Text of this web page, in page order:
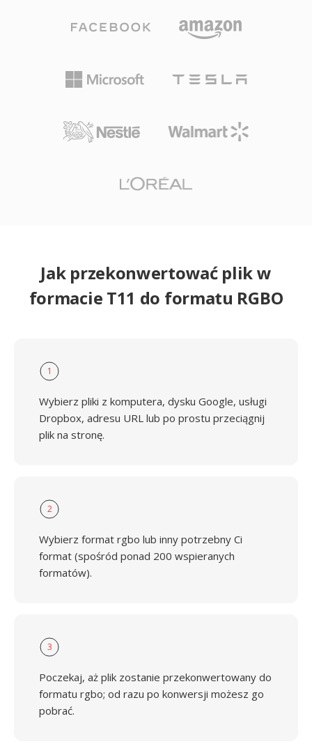
Jak przekonwertować plik w
formacie T11 do formatu RGBO
1
Wybierz pliki z komputera, dysku Google, usługi
Dropbox, adresu URL lub po prostu przeciągnij
plik na stronę.
2
Wybierz format rgbo lub inny potrzebny Ci
format (spośród ponad 200 wspieranych
formatów).
3
Poczekaj, aż plik zostanie przekonwertowany do
formatu rgbo; od razu po konwersji możesz go
pobrać.